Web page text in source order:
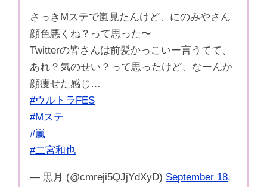
さっきMステで嵐見たんけど、にのみやさん
顔色悪くね？って思った〜
Twitterの皆さんは前髪かっこいー言うてて、
あれ？気のせい？って思ったけど、なーんか
顔痩せた感じ…
#ウルトラFES
#Mステ
#嵐
#二宮和也
— 黒月 (@cmreji5QJjYdXyD) September 18,